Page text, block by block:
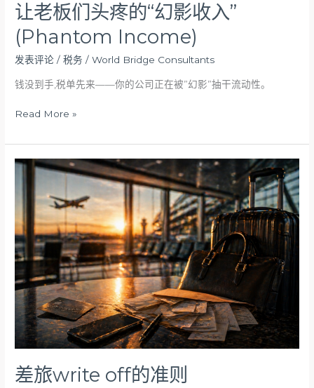
让老板们头疼的“幻影收入”
(Phantom Income)
发表评论 /税务 /World Bridge Consultants
钱没到手,税单先来——你的公司正在被”幻影”抽干流动性。
Read More »
差旅write off的准则
差
write
的
准
则